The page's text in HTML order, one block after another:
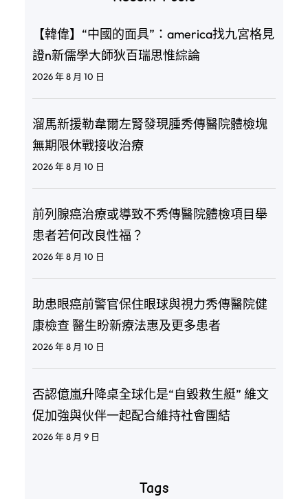
【韓偉】“中國的面具”：america找九宮格見
證n新儒學大師狄百瑞思惟綜論
2026 年 8 月 10 日
溜馬新援勒韋爾左腎發現腫秀傳醫院體檢塊
無期限休戰接收治療
2026 年 8 月 10 日
前列腺癌治療或導致不秀傳醫院體檢項目舉
患者若何改良性福？
2026 年 8 月 10 日
助患眼癌前警官保住眼球與視力秀傳醫院健
康檢查 醫生盼新療法惠及更多患者
2026 年 8 月 10 日
否認億嵐升降桌全球化是“自毀救生艇” 維文
促加強與伙伴一起配合維持社會團結
2026 年 8 月 9 日
Tags